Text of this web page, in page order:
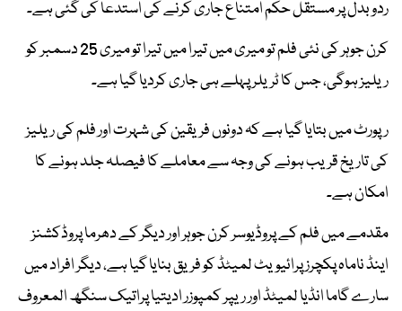
ردوبدل پر مستقل حکم امتناع جاری کرنے کی استدعا کی گئی ہے۔
کرن جوہر کی نئی فلم تو میری میں تیرا میں تیرا تو میری 25 دسمبر کو
ریلیز ہوگی، جس کا ٹریلر پہلے ہی جاری کردیا گیا ہے۔
رپورٹ میں بتایا گیا ہے کہ دونوں فریقین کی شہرت اور فلم کی ریلیز
کی تاریخ قریب ہونے کی وجہ سے معاملے کا فیصلہ جلد ہونے کا
امکان ہے۔
مقدمے میں فلم کے پروڈیوسر کرن جوہر اور دیگر کے دھرما پروڈکشنز
اینڈ ناماہ پکچرز پرائیویٹ لمیٹڈ کو فریق بنایا گیا ہے، دیگر افراد میں
سارے گاما انڈیا لمیٹڈ اور ریپر کمپوزر ادیتیا پراتیک سنگھ المعروف